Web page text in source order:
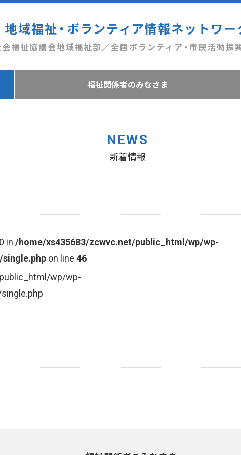
地域福祉・ボランティア情報ネットワー
福祉協議会地域福祉部／全国ボランティア・市民活動振
福祉関係者のみなさま
NEWS
新着情報
in/home/xs435683/zcwvc.net/public_html/wp/wp-
on line46
wp/wp-